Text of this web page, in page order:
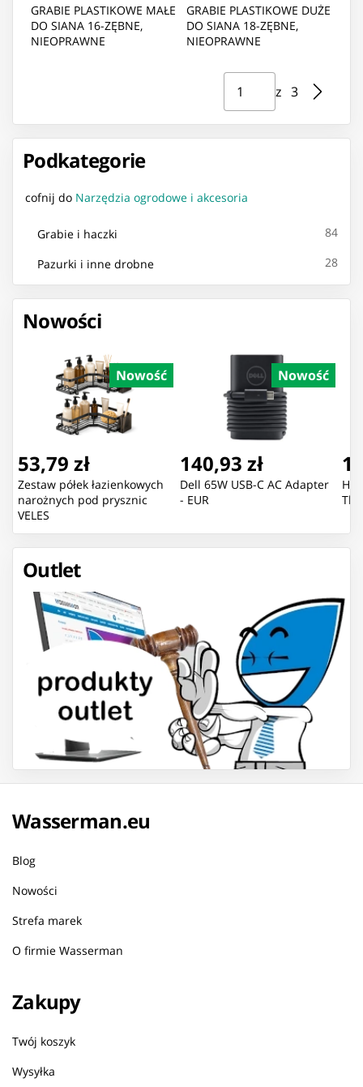
Podkategorie
cofnij do Narzędzia ogrodowe i akcesoria
Grabie i haczki 84
Pazurki i inne drobne 28
Nowości
Nowość
53,79 zł
Zestaw półek łazienkowych
narożnych pod prysznic
VELES
Nowość
140,93 zł
Dell 65W USB-C AC Adapter
- EUR
Outlet
GRABIE PLASTIKOWE MAŁE
DO SIANA 16-ZĘBNE,
NIEOPRAWNE
GRABIE PLASTIKOWE DUŻE
DO SIANA 18-ZĘBNE,
NIEOPRAWNE
Strona ⁨1⁩ z ⁨3⁩
z ⁨3⁩
Przejdź do strony
Wasserman.eu
Blog
Nowości
Strefa marek
O firmie Wasserman
Zakupy
Twój koszyk
Wysyłka